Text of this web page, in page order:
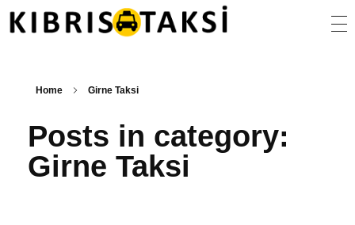
Home Girne Taksi
Posts in category:
Girne Taksi